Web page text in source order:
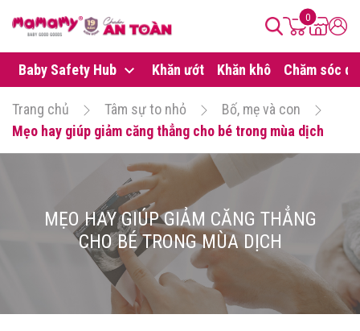
0
Baby Safety Hub Khăn ướt Khăn khô Chăm sóc da
Trang chủ Tâm sự to nhỏ
Bố, mẹ và con
Mẹo hay giúp giảm căng thẳng cho bé trong mùa dịch
MẸO HAY GIÚP GIẢM CĂNG THẲNG
CHO BÉ TRONG MÙA DỊCH